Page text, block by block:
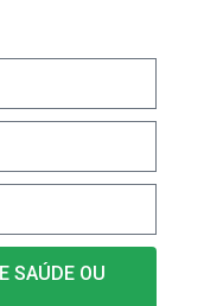
SAÚDE OU